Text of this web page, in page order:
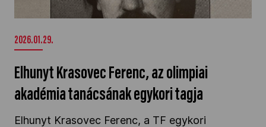
tanácsának egykori tagja" />
2026.01.29.
Elhunyt Krasovec Ferenc, az olimpiai
akadémia tanácsának egykori tagja
Elhunyt Krasovec Ferenc, a TF egykori